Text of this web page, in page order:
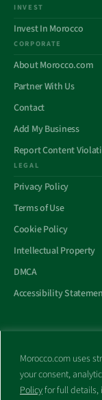
Morocco.com uses
your consent,
Policyfor full details,
INVEST
Invest In Morocco
CORPORATE
About Morocco.com
Partner With Us
Contact
Add My Business
Report Content
LEGAL
Privacy Policy
Terms of Use
Cookie Policy
Intellectual Property
DMCA
Accessibility
All trademarks and
No part of this site